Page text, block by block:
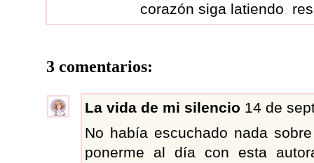
corazón siga latiendo,
3 comentarios:
La vida de mi silencio 14 de
No había escuchado nada
ponerme al día con esta